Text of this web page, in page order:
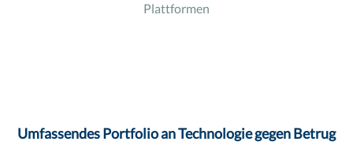
Plattformen
Umfassendes Portfolio an Technologie gegen Betrug